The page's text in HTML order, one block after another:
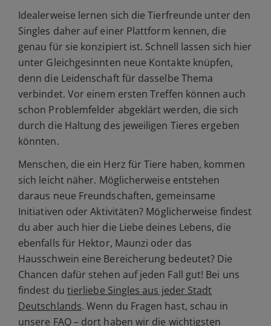
Idealerweise lernen sich die Tierfreunde unter den
Singles daher auf einer Plattform kennen, die
genau für sie konzipiert ist. Schnell lassen sich hier
unter Gleichgesinnten neue Kontakte knüpfen,
denn die Leidenschaft für dasselbe Thema
verbindet. Vor einem ersten Treffen können auch
schon Problemfelder abgeklärt werden, die sich
durch die Haltung des jeweiligen Tieres ergeben
könnten.
Menschen, die ein Herz für Tiere haben, kommen
sich leicht näher. Möglicherweise entstehen
daraus neue Freundschaften, gemeinsame
Initiativen oder Aktivitäten? Möglicherweise findest
du aber auch hier die Liebe deines Lebens, die
ebenfalls für Hektor, Maunzi oder das
Hausschwein eine Bereicherung bedeutet? Die
Chancen dafür stehen auf jeden Fall gut! Bei uns
findest du tierliebe Singles aus jeder Stadt
Deutschlands. Wenn du Fragen hast, schau in
unsere FAQ– dort haben wir die wichtigsten